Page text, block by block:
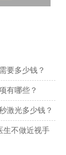
要多少钱？
有哪些？
激光多少钱？
生不做近视手